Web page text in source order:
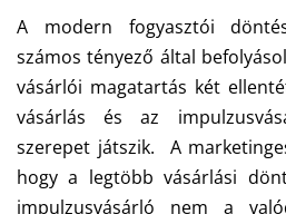
A modern fogyasztói
számos tényező által
vásárlói magatartás két
vásárlás és az
szerepet játszik. A
hogy a legtöbb vásárlási
impulzusvásárló nem a